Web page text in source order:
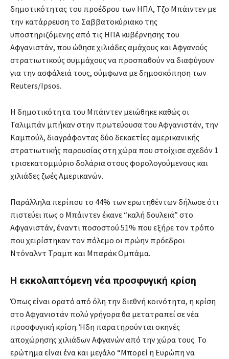
δημοτικότητας του προέδρου των ΗΠΑ, Τζο Μπάιντεν με
την κατάρρευση το Σαββατοκύριακο της
υποστηριζόμενης από τις ΗΠΑ κυβέρνησης του
Αφγανιστάν, που ώθησε χιλιάδες αμάχους και Αφγανούς
στρατιωτικούς συμμάχους να προσπαθούν να διαφύγουν
για την ασφάλειά τους, σύμφωνα με δημοσκόπηση των
Reuters/Ipsos.
Η δημοτικότητα του Μπάιντεν μειώθηκε καθώς οι
Ταλιμπάν μπήκαν στην πρωτεύουσα του Αφγανιστάν, την
Καμπούλ, διαγράφοντας δύο δεκαετίες αμερικανικής
στρατιωτικής παρουσίας στη χώρα που στοίχισε σχεδόν 1
τρισεκατομμύριο δολάρια στους φορολογούμενους και
χιλιάδες ζωές Αμερικανών.
Παράλληλα περίπου το 44% των ερωτηθέντων δήλωσε ότι
πιστεύει πως ο Μπάιντεν έκανε “καλή δουλειά” στο
Αφγανιστάν, έναντι ποσοστού 51% που εξήρε τον τρόπο
που χειρίστηκαν τον πόλεμο οι πρώην πρόεδροι
Ντόναλντ Τραμπ και Μπαράκ Ομπάμα.
Η εκκολαπτόμενη νέα προσφυγική κρίση
Όπως είναι ορατό από όλη την διεθνή κοινότητα, η κρίση
στο Αφγανιστάν πολύ γρήγορα θα μετατραπεί σε νέα
προσφυγική κρίση. Ήδη παρατηρούνται σκηνές
αποχώρησης χιλιάδων Αφγανών από την χώρα τους. Το
ερώτημα είναι ένα και μεγάλο “Μπορεί η Ευρώπη να